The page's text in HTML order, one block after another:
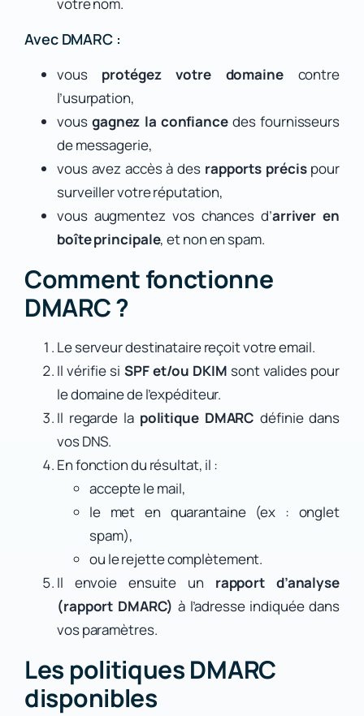
votre nom.
Avec DMARC :
vous protégez votre domainecontre
l’usurpation,
vous gagnez la confiancedes fournisseurs
de messagerie,
vous avez accès à des rapports précispour
surveiller votre réputation,
vous augmentez vos chances d’arriver en
boîte principale, et non en spam.
Comment fonctionne
DMARC ?
Le serveur destinataire reçoit votre email.
Il vérifie si SPF et/ou DKIM sont valides pour
le domaine de l’expéditeur.
Il regarde la politique DMARC définie dans
vos DNS.
En fonction du résultat, il :
accepte le mail,
le met en quarantaine (ex : onglet
spam),
ou le rejette complètement.
Il envoie ensuite un rapport d’analyse
(rapport DMARC) à l’adresse indiquée dans
vos paramètres.
Les politiques DMARC
disponibles